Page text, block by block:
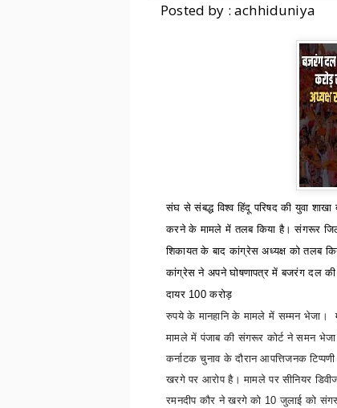
Posted by : achhiduniya
संघ से संबद्ध विश्व हिंदू परिषद की युवा
करने के मामले में तलब किया है। संगरूर
शिकायत के बाद कांग्रेस अध्यक्ष को तलब
कांग्रेस ने अपने घोषणापत्र में बजरंग दल
दायर 100करोड़
रुपये के मानहानि के मामले में सम्मन भेजा।
मामले में पंजाब की संगरूर कोर्ट ने समन भेजा
कर्नाटक चुनाव के दौरान आपत्तिजनक
खरगे पर आरोप है। मामले पर सीनियर
रमनदीप कौर ने खरगे को 10जुलाई को